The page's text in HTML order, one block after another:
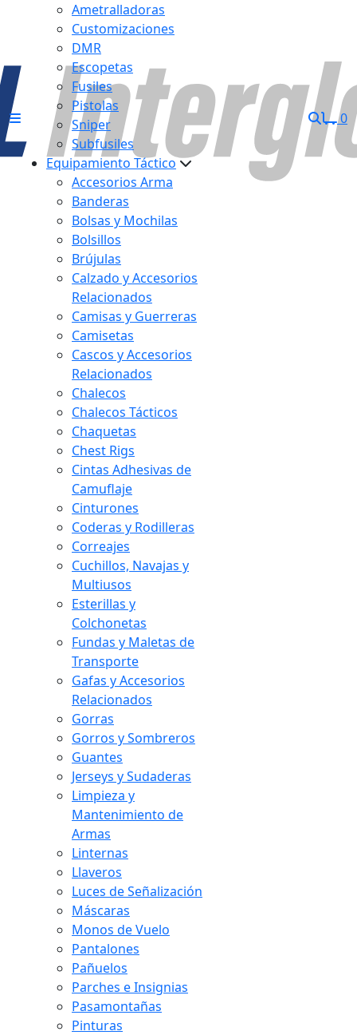
Ametralladoras
Customizaciones
DMR
Escopetas
Fusiles
Pistolas
Sniper
Subfusiles
Equipamiento Táctico
Accesorios Arma
Banderas
Bolsas y Mochilas
Bolsillos
Brújulas
Calzado y Accesorios
Relacionados
Camisas y Guerreras
Camisetas
Cascos y Accesorios
Relacionados
Chalecos
Chalecos Tácticos
Chaquetas
Chest Rigs
Cintas Adhesivas de
Camuflaje
Cinturones
Coderas y Rodilleras
Correajes
Cuchillos, Navajas y
Multiusos
Esterillas y
Colchonetas
Fundas y Maletas de
Transporte
Gafas y Accesorios
Relacionados
Gorras
Gorros y Sombreros
Guantes
Jerseys y Sudaderas
Limpieza y
Mantenimiento de
Armas
Linternas
Llaveros
Luces de Señalización
Máscaras
Monos de Vuelo
Pantalones
Pañuelos
Parches e Insignias
Pasamontañas
Pinturas
0